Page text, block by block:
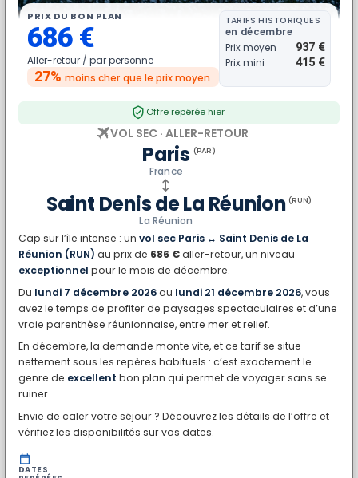
PRIX DU BON PLAN
686 €
Aller-retour / par personne
27% moins cher que le prix moyen
TARIFS HISTORIQUES
en décembre
Prix moyen
937 €
Prix mini 415 €
Offre repérée hier
VOL SEC · ALLER-RETOUR
Paris (PAR)
France
Saint Denis de La Réunion (RUN)
La Réunion
Cap sur l’île intense : un vol sec Paris ↔ Saint Denis de La
Réunion (RUN) au prix de 686 €aller-retour, un niveau
exceptionnel pour le mois de décembre.
Du lundi 7 décembre 2026au lundi 21 décembre 2026, vous
avez le temps de profiter de paysages spectaculaires et d’une
vraie parenthèse réunionnaise, entre mer et relief.
En décembre, la demande monte vite, et ce tarif se situe
nettement sous les repères habituels : c’est exactement le
genre de excellent bon plan qui permet de voyager sans se
ruiner.
Envie de caler votre séjour ? Découvrez les détails de l’offre et
vérifiez les disponibilités sur vos dates.
DATES